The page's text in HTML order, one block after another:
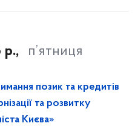
р., п’ятниця
позик та кредитів
та розвитку
Києва»